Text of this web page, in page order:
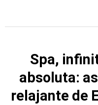
Spa,
absoluta:
relajante de